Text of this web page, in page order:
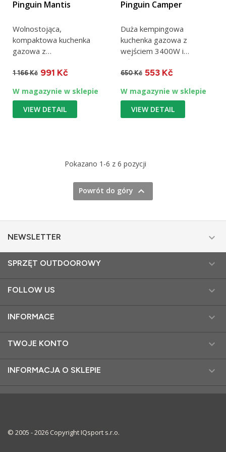
Pinguin Mantis
Wolnostojąca,
kompaktowa kuchenka
gazowa z
1 166 Kč 991 Kč
W magazynie w sklepie
VIEW DETAIL
Pinguin Camper
Duża kempingowa
kuchenka gazowa z
wejściem 3400W i
składanymi ramionami o
średnicy 4-17cm. Nadaje...
650 Kč 553 Kč
W magazynie w sklepie
VIEW DETAIL
Pokazano 1-6 z 6 pozycji
Powrót do góry 
NEWSLETTER 
SPRZĘT OUTDOOROWY 
FOLLOW US 
INFORMACE 
TWOJE KONTO 
INFORMACJA O SKLEPIE 
© 2005 - 2026 Copyright IQsport s.r.o.